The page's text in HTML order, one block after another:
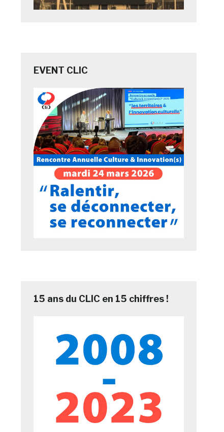
EVENT CLIC
15 ans du CLIC en 15 chiffres !